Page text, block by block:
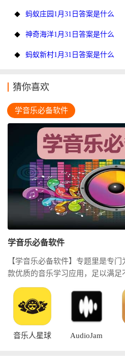
蚂蚁庄园1月31日答案是什么
神奇海洋1月31日答案是什么
蚂蚁新村1月31日答案是什么
猜你喜欢
学音乐必备软件
学音乐必备软件
【学音乐必备软件】专题里是专
款优质的音乐学习应用，足以满
奏又或者是视唱练耳等各类的学
件系统提升自己的音乐技能，无论
定基础的学习者，都能在这里找
具。这些平台的界面还挺友好，
练习指导、调音辅助和曲谱参考
音乐人星球 AudioJam